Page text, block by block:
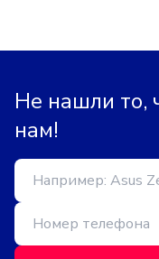
Не нашли то,
нам!